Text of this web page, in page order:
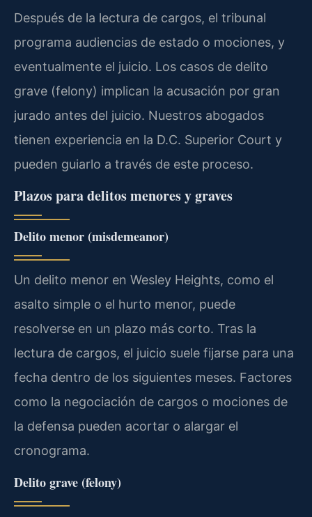
Después de la lectura de cargos, el tribunal
programa audiencias de estado o mociones, y
eventualmente el juicio. Los casos de delito
grave (felony) implican la acusación por gran
jurado antes del juicio. Nuestros abogados
tienen experiencia en la D.C. Superior Court y
pueden guiarlo a través de este proceso.
Plazos para delitos menores y graves
Delito menor (misdemeanor)
Un delito menor en Wesley Heights, como el
asalto simple o el hurto menor, puede
resolverse en un plazo más corto. Tras la
lectura de cargos, el juicio suele fijarse para una
fecha dentro de los siguientes meses. Factores
como la negociación de cargos o mociones de
la defensa pueden acortar o alargar el
cronograma.
Delito grave (felony)